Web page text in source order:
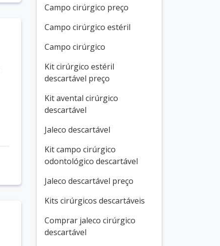
Campo cirúrgico preço
Campo cirúrgico estéril
Campo cirúrgico
Kit cirúrgico estéril
descartável preço
Kit avental cirúrgico
descartável
Jaleco descartável
Kit campo cirúrgico
odontológico descartável
Jaleco descartável preço
Kits cirúrgicos descartáveis
Comprar jaleco cirúrgico
descartável